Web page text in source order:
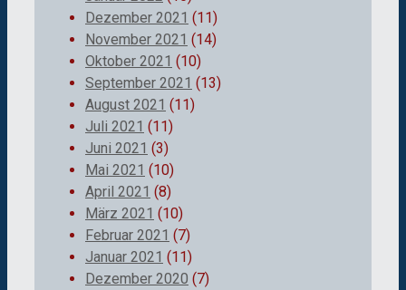
Dezember 2021 (11)
November 2021 (14)
Oktober 2021 (10)
September 2021 (13)
August 2021 (11)
Juli 2021 (11)
Juni 2021 (3)
Mai 2021 (10)
April 2021 (8)
März 2021 (10)
Februar 2021 (7)
Januar 2021 (11)
Dezember 2020 (7)